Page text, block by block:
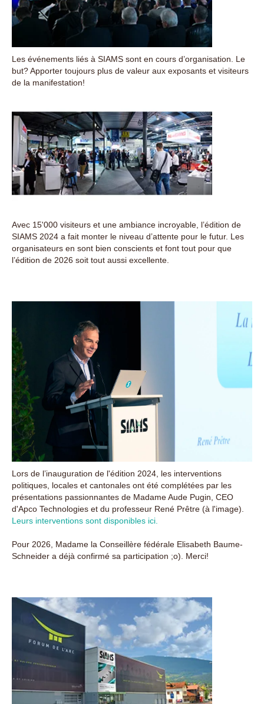
Les événements liés à SIAMS sont en cours d’organisation. Le
but? Apporter toujours plus de valeur aux exposants et visiteurs
de la manifestation!
Avec 15'000 visiteurs et une ambiance incroyable, l’édition de
SIAMS 2024 a fait monter le niveau d’attente pour le futur. Les
organisateurs en sont bien conscients et font tout pour que
l’édition de 2026 soit tout aussi excellente.
Lors de l’inauguration de l'édition 2024, les interventions
politiques, locales et cantonales ont été complétées par les
présentations passionnantes de Madame Aude Pugin, CEO
d'Apco Technologies et du professeur René Prêtre (à l'image).
Leurs interventions sont disponibles ici.
Pour 2026, Madame la Conseillère fédérale Elisabeth Baume-
Schneider a déjà confirmé sa participation ;o). Merci!